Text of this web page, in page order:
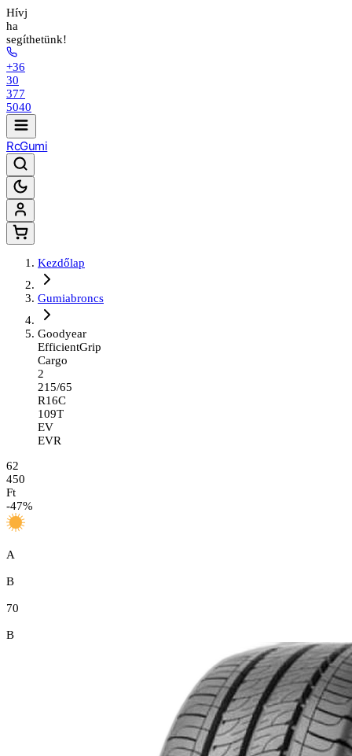
Hívj
ha
segíthetünk!
+36
30
377
5040
RcGumi
Kezdőlap
Gumiabroncs
Goodyear
EfficientGrip
Cargo
2
215/65
R16C
109T
EV
EVR
62
450
Ft
-47%
A
B
70
B